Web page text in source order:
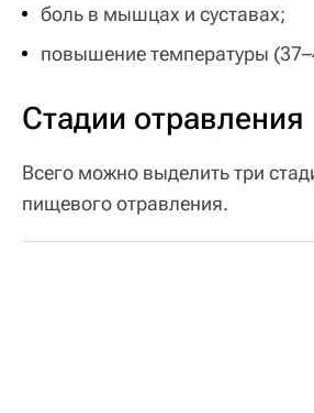
боль в мышцах и суставах;
повышение температуры
Стадии отравления
Всего можно выделить три
пищевого отравления.